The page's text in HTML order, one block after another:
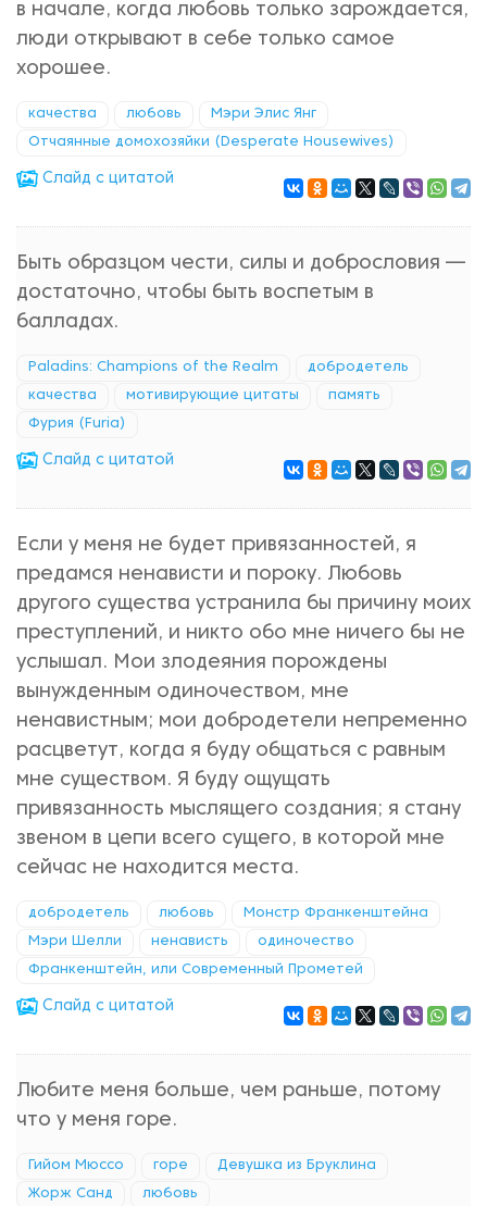
в начале, когда любовь только зарождается,
люди открывают в себе только самое
хорошее.
качества любовь Мэри Элис Янг
Отчаянные домохозяйки (Desperate Housewives)
Cлайд с цитатой
Быть образцом чести, силы и добрословия —
достаточно, чтобы быть воспетым в
балладах.
Paladins: Champions of the Realm добродетель
качества мотивирующие цитаты память
Фурия (Furia)
Cлайд с цитатой
Если у меня не будет привязанностей, я
предамся ненависти и пороку. Любовь
другого существа устранила бы причину моих
преступлений, и никто обо мне ничего бы не
услышал. Мои злодеяния порождены
вынужденным одиночеством, мне
ненавистным; мои добродетели непременно
расцветут, когда я буду общаться с равным
мне существом. Я буду ощущать
привязанность мыслящего создания; я стану
звеном в цепи всего сущего, в которой мне
сейчас не находится места.
добродетель любовь Монстр Франкенштейна
Мэри Шелли ненависть одиночество
Франкенштейн, или Современный Прометей
Cлайд с цитатой
Любите меня больше, чем раньше, потому
что у меня горе.
Гийом Мюссо горе Девушка из Бруклина
Жорж Санд любовь